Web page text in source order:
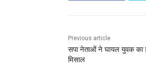
Previous article
सपा नेताओं ने घायल युवक का
मिसाल